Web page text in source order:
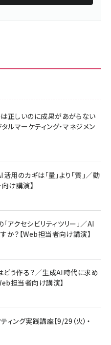
正しいのに成果があがらない
ルマーケティング・マネジメン
用のカギは「量」より「質」／動
け講演】
アクセシビリティツリー」／AI
か？【Web担当者向け講演】
う作る？／生成AI時代に求め
担当者向け講演】
ング実践講座【9/29（火）・